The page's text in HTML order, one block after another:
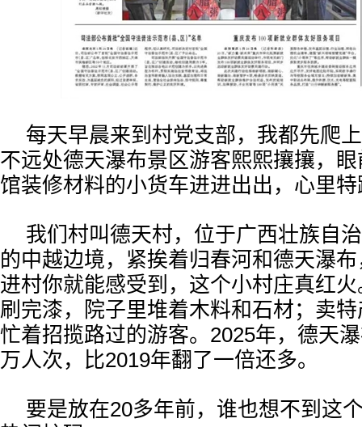
每天早晨来到村党支部，我都先爬
不远处德天瀑布景区游客熙熙攘攘，
馆装修材料的小货车进进出出，心里
我们村叫德天村，位于广西壮族自
的中越边境，紧挨着归春河和德天瀑
进村你就能感受到，这个小村庄真红
刷完漆，院子里堆着木料和石材；卖
忙着招揽路过的游客。2025年，德天
万人次，比2019年翻了一倍还多。
要是放在20多年前，谁也想不到这